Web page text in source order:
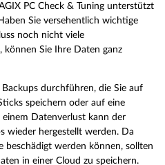
PC Check & Tuning unterstützt
Sie versehentlich wichtige
noch nicht viele
können Sie Ihre Daten ganz
durchführen, die Sie auf
speichern oder auf eine
Datenverlust kann der
wieder hergestellt werden. Da
beschädigt werden können, sollten
in einer Cloud zu speichern.